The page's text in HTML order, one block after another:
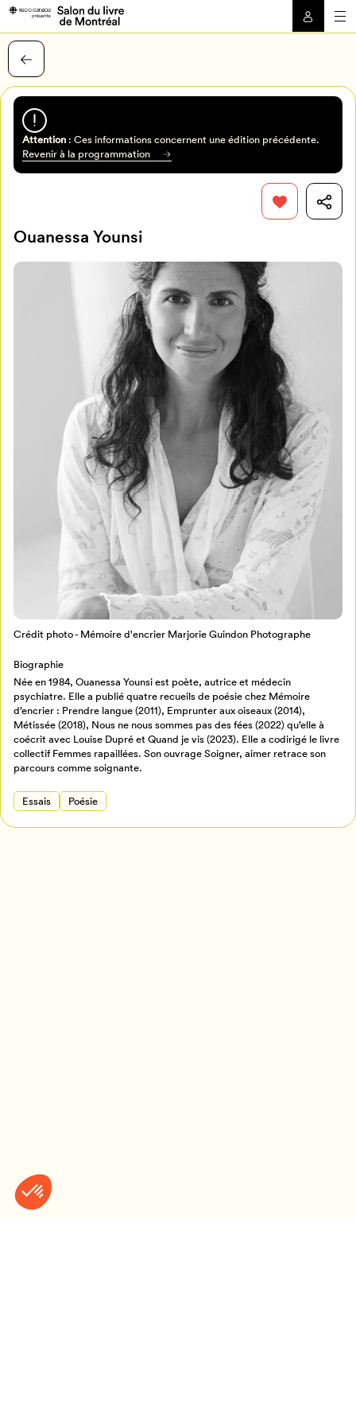
Mon Salon
Programmation
Billetterie
Retour à l’accueil
Attention: Ces informations concernent une édition précédente.
Revenir à la programmation
Ouanessa Younsi
Crédit photo - Mémoire d'encrier Marjorie Guindon Photographe
Biographie
Née en 1984, Ouanessa Younsi est poète, autrice et médecin
psychiatre. Elle a publié quatre recueils de poésie chez Mémoire
d’encrier : Prendre langue (2011), Emprunter aux oiseaux (2014),
Métissée (2018), Nous ne nous sommes pas des fées (2022) qu’elle à
coécrit avec Louise Dupré et Quand je vis (2023). Elle a codirigé le livre
collectif Femmes rapaillées. Son ouvrage Soigner, aimer retrace son
parcours comme soignante.
Essais Poésie
Pour enregistrer vos favoris,
connectez-vous ou créez votre profil
Mon Salon
Se connecter
Créer un profil
Annuler